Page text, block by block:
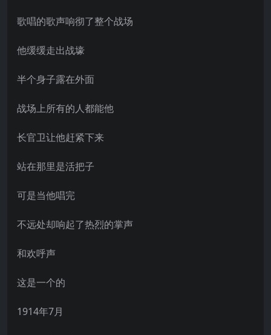
歌唱的歌声响彻了整个战场
他缓缓走出战壕
半个身子露在外面
战场上所有的人都能他
长官卫让他赶紧下来
站在那里是活把子
可是当他唱完
不远处却响起了热烈的掌声
和欢呼声
这是一个的
1914年7月